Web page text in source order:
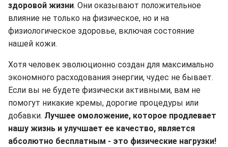
здоровой жизни. Они оказывают положительное
влияние не только на физическое, но и на
физиологическое здоровье, включая состояние
нашей кожи.
Хотя человек эволюционно создан для максимально
экономного расходования энергии, чудес не бывает.
Если вы не будете физически активными, вам не
помогут никакие кремы, дорогие процедуры или
добавки. Лучшее омоложение, которое продлевает
нашу жизнь и улучшает ее качество, является
абсолютно бесплатным - это физические нагрузки!